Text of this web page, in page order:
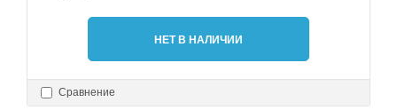
НЕТ В НАЛИЧИИ
Сравнение